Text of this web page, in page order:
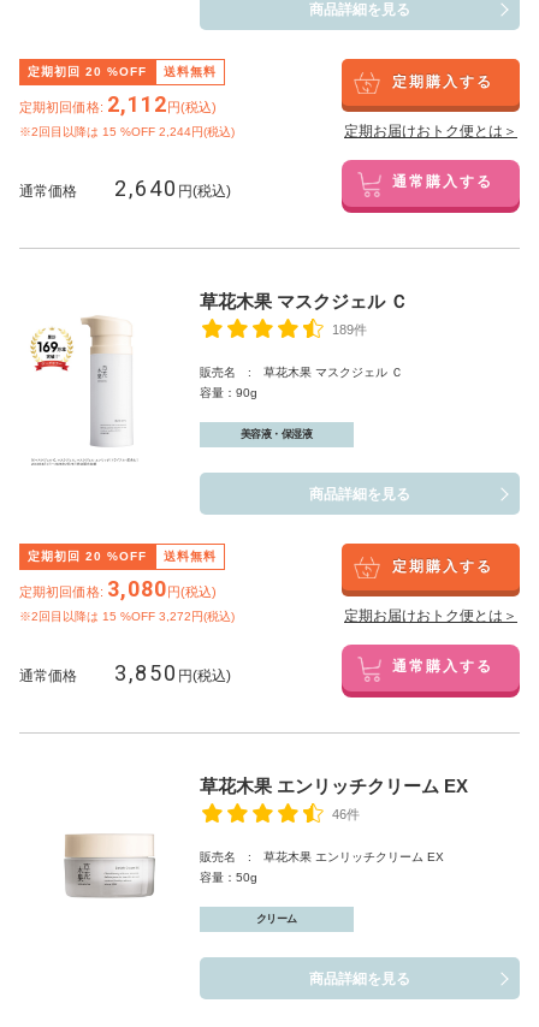
商品詳細を見る
定期初回 20 %OFF 送料無料
定期初回価格: 2,112円(税込)
※2回目以降は 15 %OFF 2,244円(税込)
定期購入する
定期お届けおトク便とは＞
通常価格 2,640 円(税込) 通常購入する
草花木果 マスクジェル Ｃ
189件
販売名 : 草花木果 マスクジェル Ｃ
容量：90g
美容液・保湿液
商品詳細を見る
定期初回 20 %OFF 送料無料
定期初回価格: 3,080円(税込)
※2回目以降は 15 %OFF 3,272円(税込)
定期購入する
定期お届けおトク便とは＞
通常価格 3,850 円(税込) 通常購入する
草花木果 エンリッチクリーム EX
46件
販売名 : 草花木果 エンリッチクリーム EX
容量：50g
クリーム
商品詳細を見る